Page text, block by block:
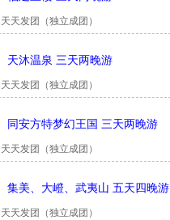
天发团（独立成团）
天沐温泉 三天两晚游
天发团（独立成团）
同安方特梦幻王国 三天两晚游
天发团（独立成团）
集美、大嶝、武夷山 五天四晚游
天发团（独立成团）